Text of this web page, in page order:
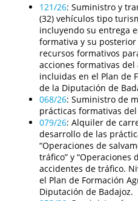
121/26: Suministro y
(32) vehículos tipo
incluyendo su entrega
formativa y su
recursos formativos
acciones formativas
incluidas en el Plan de
de la Diputación de
068/26: Suministro de
prácticas formativas
079/26: Alquiler de
desarrollo de las
“Operaciones de
tráfico” y “Operaciones
accidentes de tráfico.
el Plan de Formación
Diputación de Badajoz.